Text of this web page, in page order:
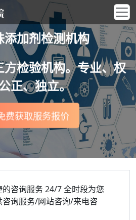
添加剂检测机构
检验机构。专业、权
正、独立。
费获取服务报价
的咨询服务24/7 全时段为您
咨询服务/网站咨询/来电咨